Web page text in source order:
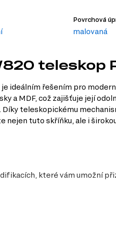
Povrchová
malovaná
teleskop
ideálním řešením pro
a MDF, což zajišťuje její
teleskopickému
tuto skříňku, ale i
které vám umožní